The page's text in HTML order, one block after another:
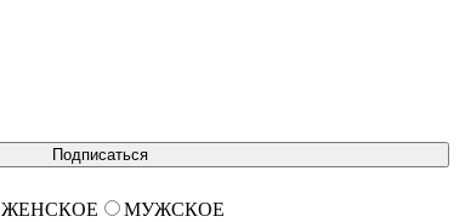
Подписаться
ЖЕНСКОЕ МУЖСКОЕ